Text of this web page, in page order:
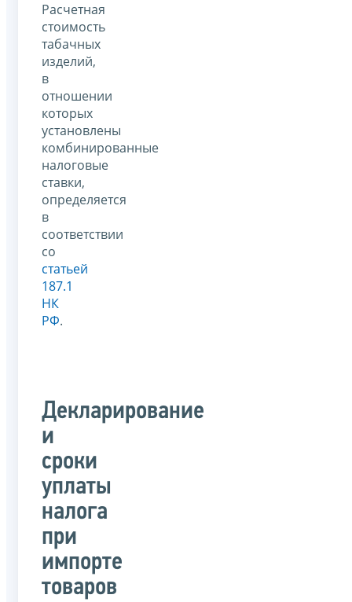
Расчетная
стоимость
табачных
изделий,
в
отношении
которых
установлены
комбинированные
налоговые
ставки,
определяется
в
соответствии
со
статьей
187.1
НК
РФ.
Декларирование
и
сроки
уплаты
налога
при
импорте
товаров